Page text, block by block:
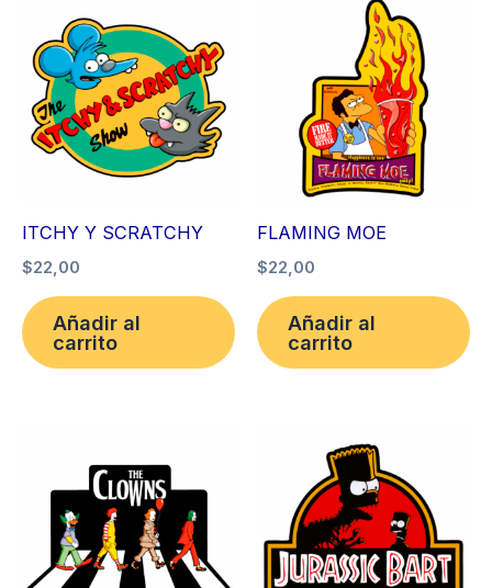
ITCHY Y SCRATCHY
$22,00
Añadir al
carrito
FLAMING MOE
$22,00
Añadir al
carrito